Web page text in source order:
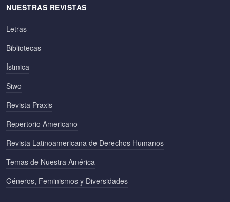
NUESTRAS REVISTAS
Letras
Bibliotecas
Ístmica
Siwo
Revista Praxis
Repertorio Americano
Revista Latinoamericana de Derechos Humanos
Temas de Nuestra América
Géneros, Feminismos y Diversidades